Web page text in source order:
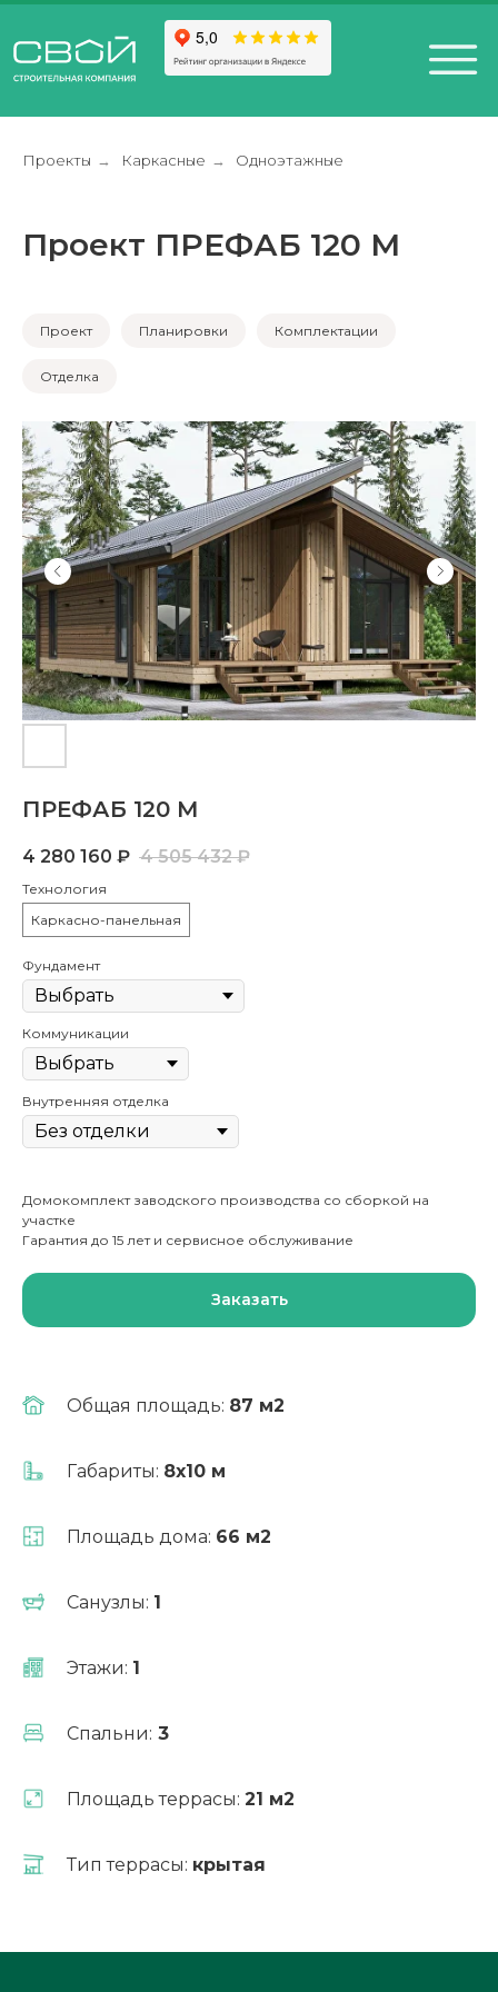
(812) 611-24-42
200-25-57
Санкт-Петербург,
Проекты → Каркасные → Одноэтажные
Проект ПРЕФАБ 120 M
Проект Планировки Комплектации
Отделка
ПРЕФАБ 120 M
4 280 160 ₽ 4 505 432 ₽
Технология
Каркасно-панельная
Фундамент
Коммуникации
Внутренняя отделка
Домокомплект заводского производства со сборкой на
участке
Гарантия до 15 лет и сервисное обслуживание
Заказать
Общая площадь: 87 м2
Габариты: 8х10 м
Площадь дома: 66 м2
Санузлы: 1
Этажи: 1
Спальни: 3
Площадь террасы: 21 м2
Тип террасы: крытая
Рассчитать ипотеку
Ипотека от 6%